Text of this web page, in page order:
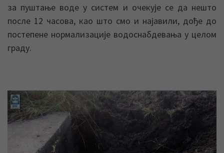
за пуштање воде у систем и очекује се да нешто
после 12 часова, као што смо и најавили, дође до
постепене нормализације водоснабдевања у целом
граду.